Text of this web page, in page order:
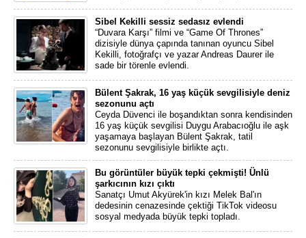
Sibel Kekilli sessiz sedasız evlendi
“Duvara Karşı” filmi ve “Game Of Thrones”
dizisiyle dünya çapında tanınan oyuncu Sibel
Kekilli, fotoğrafçı ve yazar Andreas Daurer ile
sade bir törenle evlendi.
Bülent Şakrak, 16 yaş küçük sevgilisiyle deniz
sezonunu açtı
Ceyda Düvenci ile boşandıktan sonra kendisinden
16 yaş küçük sevgilisi Duygu Arabacıoğlu ile aşk
yaşamaya başlayan Bülent Şakrak, tatil
sezonunu sevgilisiyle birlikte açtı.
Bu görüntüler büyük tepki çekmişti! Ünlü
şarkıcının kızı çıktı
Sanatçı Umut Akyürek'in kızı Melek Bal'ın
dedesinin cenazesinde çektiği TikTok videosu
sosyal medyada büyük tepki topladı.